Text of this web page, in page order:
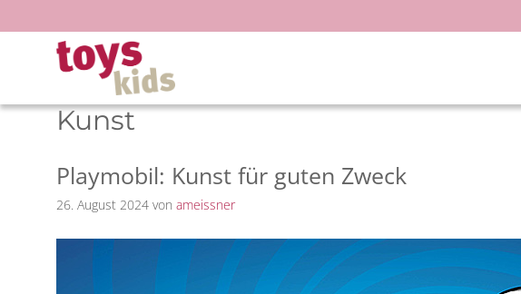
Inhalt
springen
Kunst
Playmobil: Kunst für guten Zweck
26. August 2024 von ameissner